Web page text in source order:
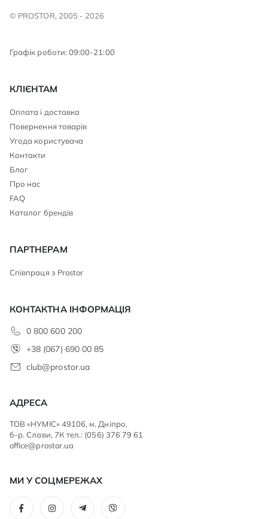
© PROSTOR, 2005 - 2026
Графік роботи: 09:00-21:00
КЛІЄНТАМ
Оплата і доставка
Повернення товарів
Угода користувача
Контакти
Блог
Про нас
FAQ
Каталог брендів
ПАРТНЕРАМ
Співпраця з Prostor
КОНТАКТНА ІНФОРМАЦІЯ
0 800 600 200
+38 (067) 690 00 85
club@prostor.ua
АДРЕСА
ТОВ «НУМІС» 49106, м. Дніпро,
б-р. Слави, 7К тел.: (056) 376 79 61
office@prostor.ua
МИ У СОЦМЕРЕЖАХ